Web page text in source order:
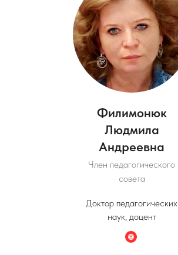
Филимонюк
Людмила
Андреевна
Член педагогического
совета
Доктор педагогических
наук, доцент